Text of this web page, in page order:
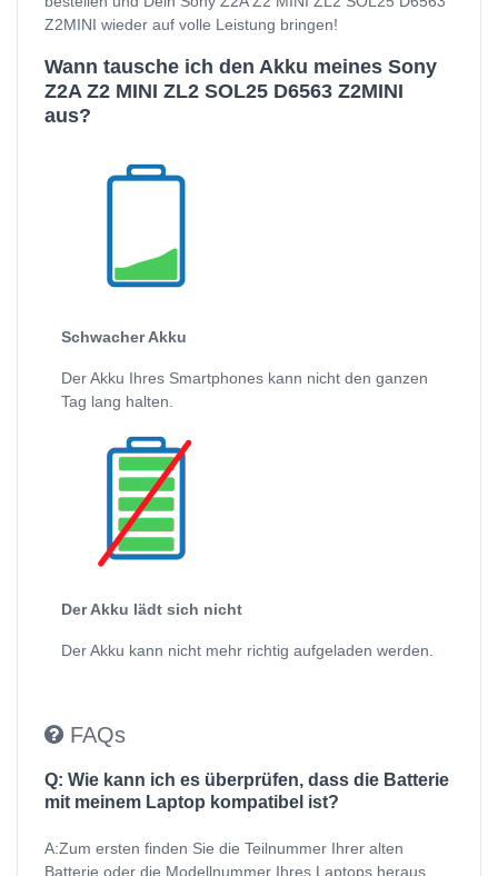
Z2MINI wieder auf volle Leistung bringen!
Wann tausche ich den Akku meines Sony
Z2A Z2 MINI ZL2 SOL25 D6563 Z2MINI
aus?
Schwacher Akku
Der Akku Ihres Smartphones kann nicht den ganzen
Tag lang halten.
Der Akku lädt sich nicht
Der Akku kann nicht mehr richtig aufgeladen werden.
FAQs
Q: Wie kann ich es überprüfen, dass die Batterie
mit meinem Laptop kompatibel ist?
A:Zum ersten finden Sie die Teilnummer Ihrer alten
Batterie oder die Modellnummer Ihres Laptops heraus